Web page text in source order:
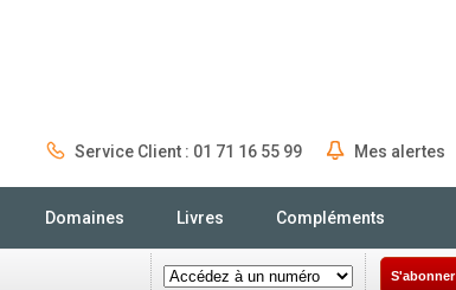
Service Client : 01 71 16 55 99 Mes alertes
Domaines Livres Compléments
S'abonner